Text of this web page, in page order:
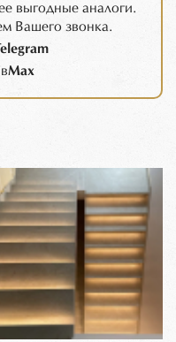
выгодные аналоги.
Вашего звонка.
Max